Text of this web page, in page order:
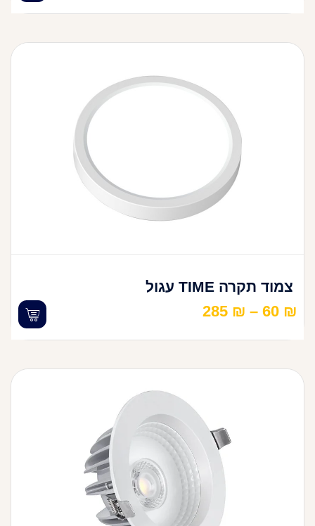
צמוד תקרה TIME עגול
60 ₪
–
285 ₪